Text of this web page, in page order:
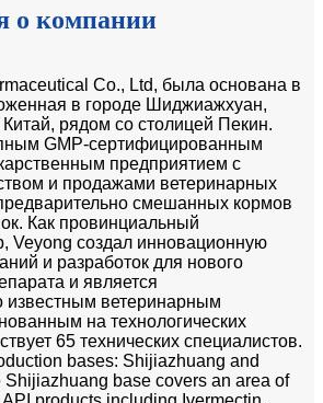
о компании
Co., Ltd, была основана в
в городе Шиджиажхуан,
рядом со столицей Пекин.
GMP-сертифицированным
предприятием с
и продажами ветеринарных
смешанных кормов
Как провинциальный
Veyong создал инновационную
и разработок для нового
и является
ветеринарным
на технологических
65 технических специалистов.
bases: Shijiazhuang and
base covers an area of